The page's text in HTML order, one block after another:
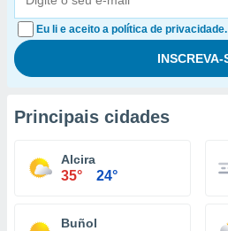
Eu li e aceito a política de privacidade.
Principais cidades
Alcira
35° 24°
Buñol